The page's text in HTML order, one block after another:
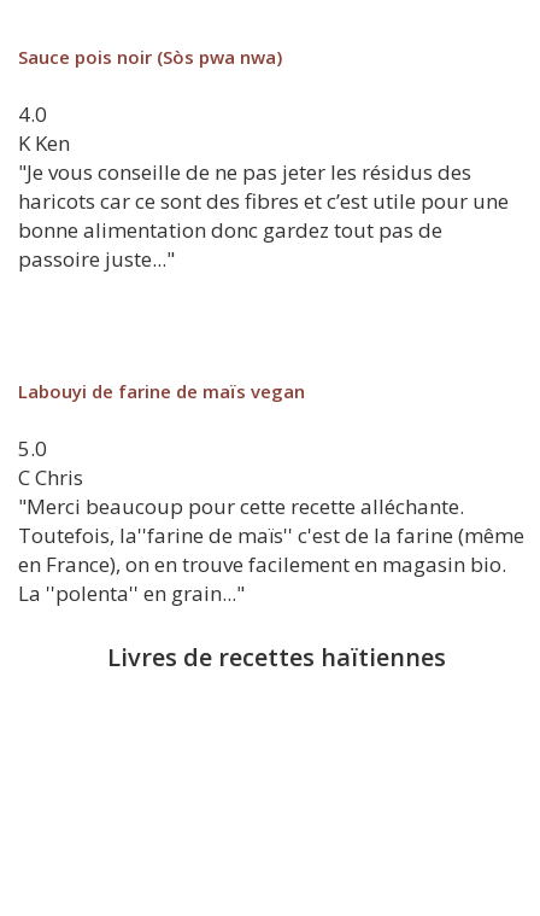
Sauce pois noir (Sòs pwa nwa)
4.0
K Ken
"Je vous conseille de ne pas jeter les résidus des
haricots car ce sont des fibres et c’est utile pour une
bonne alimentation donc gardez tout pas de
passoire juste..."
Labouyi de farine de maïs vegan
5.0
CChris
"Merci beaucoup pour cette recette alléchante.
Toutefois, la''farine de maïs'' c'est de la farine (même
en France), on en trouve facilement en magasin bio.
La ''polenta'' en grain..."
Livres de recettes haïtiennes